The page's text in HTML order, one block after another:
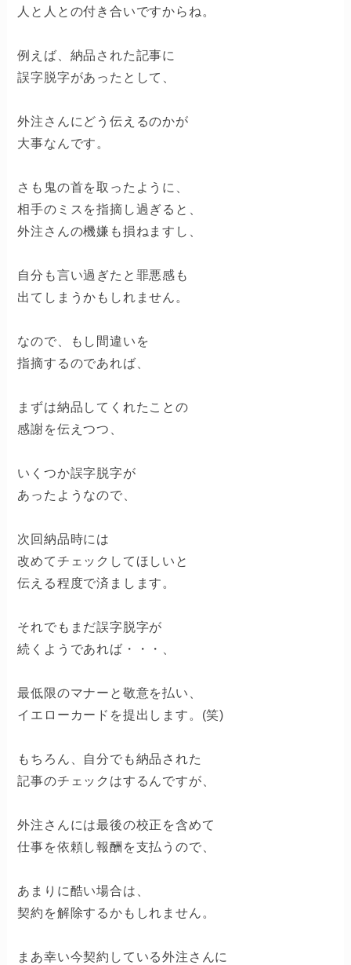
人と人との付き合いですからね。
例えば、納品された記事に
誤字脱字があったとして、
外注さんにどう伝えるのかが
大事なんです。
さも鬼の首を取ったように、
相手のミスを指摘し過ぎると、
外注さんの機嫌も損ねますし、
自分も言い過ぎたと罪悪感も
出てしまうかもしれません。
なので、もし間違いを
指摘するのであれば、
まずは納品してくれたことの
感謝を伝えつつ、
いくつか誤字脱字が
あったようなので、
次回納品時には
改めてチェックしてほしいと
伝える程度で済まします。
それでもまだ誤字脱字が
続くようであれば・・・、
最低限のマナーと敬意を払い、
イエローカードを提出します。(笑)
もちろん、自分でも納品された
記事のチェックはするんですが、
外注さんには最後の校正を含めて
仕事を依頼し報酬を支払うので、
あまりに酷い場合は、
契約を解除するかもしれません。
まあ幸い今契約している外注さんに